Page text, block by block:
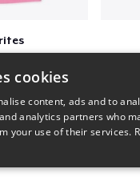
cookies
content, ads and to
analytics partners who
your use of their services.